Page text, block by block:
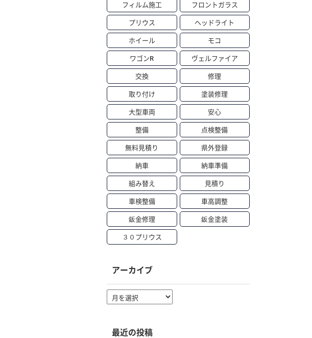
フィルム施工 フロントガラス
プリウス ヘッドライト
ホイール モコ
ワゴンR ヴェルファイア
交換 修理
取り付け 塗装修理
大型車両 安心
整備 点検整備
無料見積り 県外登録
納車 納車準備
組み替え 見積り
車検整備 車高調整
鈑金修理 鈑金塗装
３０プリウス
アーカイブ
ア
ー
ブ
最近の投稿